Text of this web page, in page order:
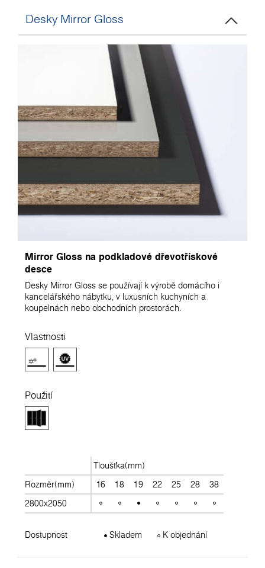
Desky Mirror Gloss
Mirror Gloss na podkladové dřevotřískové
desce
Desky Mirror Gloss se používají k výrobě domácího i
kancelářského nábytku, v luxusních kuchyních a
koupelnách nebo obchodních prostorách.
Vlastnosti
Použití
Tloušťka(mm)
Rozměr(mm)
16 18 19 22 25 28
38
2800x2050
Dostupnost Skladem K objednání